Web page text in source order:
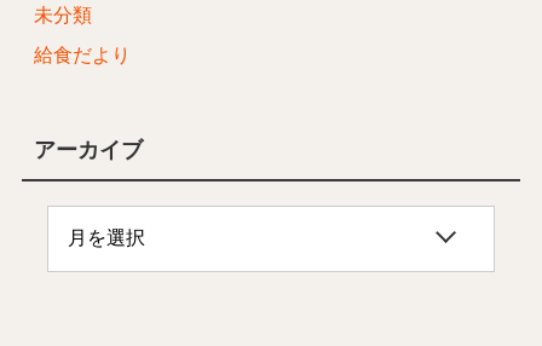
未分類
給食だより
アーカイブ